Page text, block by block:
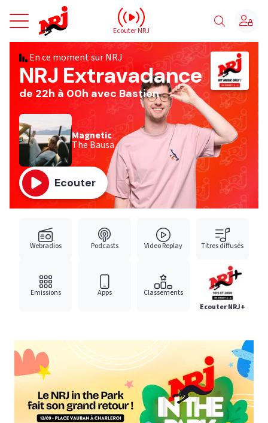
NRJ - Accueil
Ecouter NRJ
En ce moment sur NRJ
NRJ Extravadance
de 22h à 00h avec Bastien
Magnetic
The Bausa
Ecouter
Webradios Podcasts Video Replay Titres diffusés
Emissions Apps
Classements
Ecouter NRJ+